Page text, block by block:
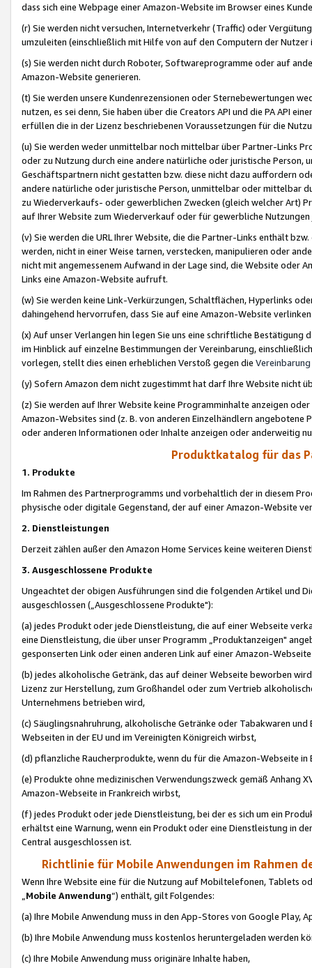
dass sich eine Webpage einer Amazon-Website im Browser eines
(r) Sie werden nicht versuchen, Internetverkehr (Traffic) oder
umzuleiten (einschließlich mit Hilfe von auf den Computern der
(s) Sie werden nicht durch Roboter, Softwareprogramme oder auf
Amazon-Website generieren.
(t) Sie werden unsere Kundenrezensionen oder Sternebewertungen
nutzen, es sei denn, Sie haben über die Creators API und die PA API
erfüllen die in der Lizenz beschriebenen Voraussetzungen für die
(u) Sie werden weder unmittelbar noch mittelbar über Partner-Links
oder zu Nutzung durch eine andere natürliche oder juristische
Geschäftspartnern nicht gestatten bzw. diese nicht dazu auffordern
andere natürliche oder juristische Person, unmittelbar oder mittelbar
zu Wiederverkaufs- oder gewerblichen Zwecken (gleich welcher Art)
auf Ihrer Website zum Wiederverkauf oder für gewerbliche
(v) Sie werden die URL Ihrer Website, die die Partner-Links enthält
werden, nicht in einer Weise tarnen, verstecken, manipulieren oder
nicht mit angemessenem Aufwand in der Lage sind, die Website oder
Links eine Amazon-Website aufruft.
(w) Sie werden keine Link-Verkürzungen, Schaltflächen, Hyperlinks
dahingehend hervorrufen, dass Sie auf eine Amazon-Website
(x) Auf unser Verlangen hin legen Sie uns eine schriftliche
im Hinblick auf einzelne Bestimmungen der Vereinbarung,
vorlegen, stellt dies einen erheblichen Verstoß gegen die Vereinbarung
(y) Sofern Amazon dem nicht zugestimmt hat darf Ihre Website nicht
(z) Sie werden auf Ihrer Website keine Programminhalte anzeigen
Amazon-Websites sind (z. B. von anderen Einzelhändlern
oder anderen Informationen oder Inhalte anzeigen oder anderweitig
Produktkatalog für das
1. Produkte
Im Rahmen des Partnerprogramms und vorbehaltlich der in diesem
physische oder digitale Gegenstand, der auf einer Amazon-Website
2. Dienstleistungen
Derzeit zählen außer den Amazon Home Services keine weiteren
3. Ausgeschlossene Produkte
Ungeachtet der obigen Ausführungen sind die folgenden Artikel und
ausgeschlossen („Ausgeschlossene Produkte"):
(a) jedes Produkt oder jede Dienstleistung, die auf einer Webseite
eine Dienstleistung, die über unser Programm „Produktanzeigen"
gesponserten Link oder einen anderen Link auf einer Amazon-
(b) jedes alkoholische Getränk, das auf deiner Webseite beworben
Lizenz zur Herstellung, zum Großhandel oder zum Vertrieb
Unternehmens betrieben wird,
(c) Säuglingsnahruhrung, alkoholische Getränke oder Tabakwaren
Webseiten in der EU und im Vereinigten Königreich wirbst,
(d) pflanzliche Raucherprodukte, wenn du für die Amazon-Webseite in
(e) Produkte ohne medizinischen Verwendungszweck gemäß Anhang
Amazon-Webseite in Frankreich wirbst,
(f) jedes Produkt oder jede Dienstleistung, bei der es sich um ein
erhältst eine Warnung, wenn ein Produkt oder eine Dienstleistung in
Central ausgeschlossen ist.
Richtlinie für Mobile Anwendungen im Rahmen
Wenn Ihre Website eine für die Nutzung auf Mobiltelefonen, Tablets
„Mobile Anwendung“) enthält, gilt Folgendes:
(a) Ihre Mobile Anwendung muss in den App-Stores von Google Play,
(b) Ihre Mobile Anwendung muss kostenlos heruntergeladen werden
(c) Ihre Mobile Anwendung muss originäre Inhalte haben,